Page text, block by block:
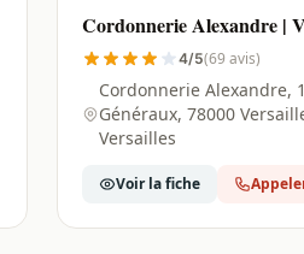
Cordonnerie Alexandre |
4/5(69 avis)
Cordonnerie Alexandre,
Généraux, 78000
Versailles
Voir la fiche